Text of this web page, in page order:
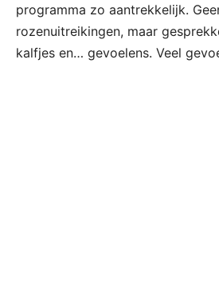
programma zo aantrekkelijk.
rozenuitreikingen, maar
kalfjes en… gevoelens. Veel